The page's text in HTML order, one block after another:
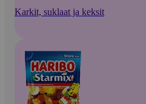
Karkit, suklaat ja keksit